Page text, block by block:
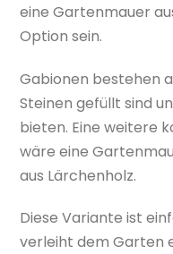
eine Gartenmauer
Option sein.
Gabionen bestehen
Steinen gefüllt sind
bieten. Eine weitere
wäre eine
aus Lärchenholz.
Diese Variante ist
verleiht dem Garten